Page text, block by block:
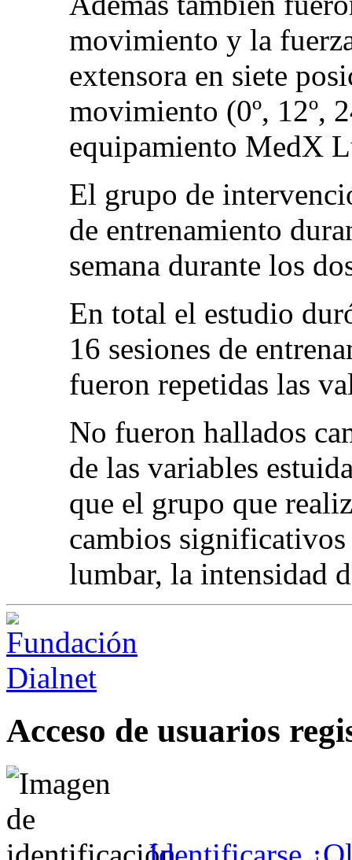
movimiento y la
extensora en siete
movimiento (0º, 12º,
equipamiento MedX
El grupo de
de entrenamiento
semana durante los
En total el estudio
16 sesiones de
fueron repetidas las
No fueron hallados
de las variables
que el grupo que
cambios
lumbar, la intensidad
Acceso de usuarios